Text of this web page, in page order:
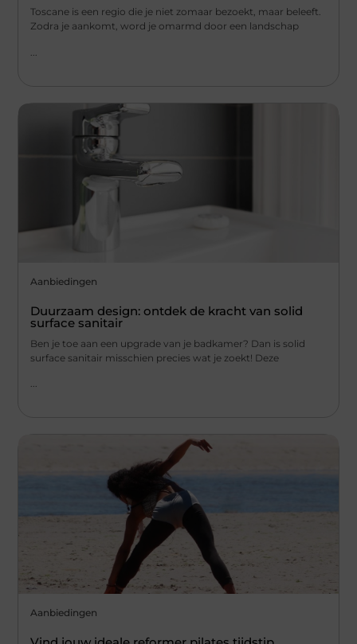
Toscane is een regio die je niet zomaar bezoekt, maar beleeft.
Zodra je aankomt, word je omarmd door een landschap
Aanbiedingen
Duurzaam design: ontdek de kracht van solid
surface sanitair
Ben je toe aan een upgrade van je badkamer? Dan is solid
surface sanitair misschien precies wat je zoekt! Deze
Aanbiedingen